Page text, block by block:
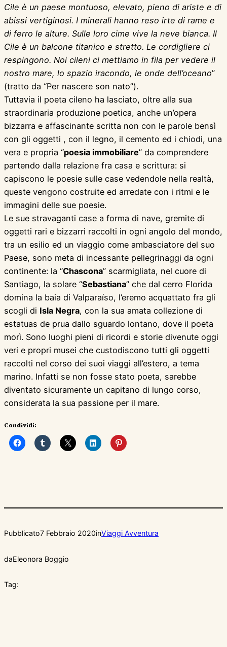
Cile è un paese montuoso, elevato, pieno di ariste e di
abissi vertiginosi. I minerali hanno reso irte di rame e
di ferro le alture. Sulle loro cime vive la neve bianca. Il
Cile è un balcone titanico e stretto. Le cordigliere ci
respingono. Noi cileni ci mettiamo in fila per vedere il
nostro mare, lo spazio iracondo, le onde dell’oceano”
(tratto da “Per nascere son nato”).
Tuttavia il poeta cileno ha lasciato, oltre alla sua
straordinaria produzione poetica, anche un’opera
bizzarra e affascinante scritta non con le parole bensì
con gli oggetti , con il legno, il cemento ed i chiodi, una
vera e propria “poesia immobiliare” da comprendere
partendo dalla relazione fra casa e scrittura: si
capiscono le poesie sulle case vedendole nella realtà,
queste vengono costruite ed arredate con i ritmi e le
immagini delle sue poesie.
Le sue stravaganti case a forma di nave, gremite di
oggetti rari e bizzarri raccolti in ogni angolo del mondo,
tra un esilio ed un viaggio come ambasciatore del suo
Paese, sono meta di incessante pellegrinaggi da ogni
continente: la “Chascona” scarmigliata, nel cuore di
Santiago, la solare “Sebastiana” che dal cerro Florida
domina la baia di Valparaíso, l’eremo acquattato fra gli
scogli di Isla Negra, con la sua amata collezione di
estatuas de prua dallo sguardo lontano, dove il poeta
morì. Sono luoghi pieni di ricordi e storie divenute oggi
veri e propri musei che custodiscono tutti gli oggetti
raccolti nel corso dei suoi viaggi all’estero, a tema
marino. Infatti se non fosse stato poeta, sarebbe
diventato sicuramente un capitano di lungo corso,
considerata la sua passione per il mare.
Condividi:
Pubblicato7 Febbraio 2020inViaggi Avventura
daEleonora Boggio
Tag: